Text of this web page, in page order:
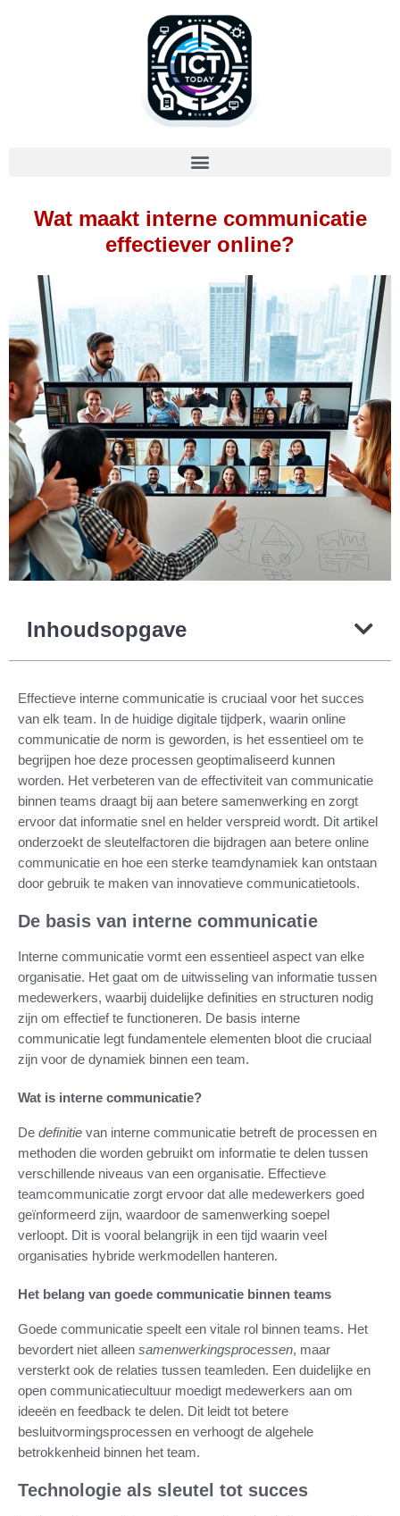
Wat maakt interne communicatie
effectiever online?
Inhoudsopgave
Effectieve interne communicatie is cruciaal voor het succes
van elk team. In de huidige digitale tijdperk, waarin online
communicatie de norm is geworden, is het essentieel om te
begrijpen hoe deze processen geoptimaliseerd kunnen
worden. Het verbeteren van de effectiviteit van communicatie
binnen teams draagt bij aan betere samenwerking en zorgt
ervoor dat informatie snel en helder verspreid wordt. Dit artikel
onderzoekt de sleutelfactoren die bijdragen aan betere online
communicatie en hoe een sterke teamdynamiek kan ontstaan
door gebruik te maken van innovatieve communicatietools.
De basis van interne communicatie
Interne communicatie vormt een essentieel aspect van elke
organisatie. Het gaat om de uitwisseling van informatie tussen
medewerkers, waarbij duidelijke definities en structuren nodig
zijn om effectief te functioneren. De basis interne
communicatie legt fundamentele elementen bloot die cruciaal
zijn voor de dynamiek binnen een team.
Wat is interne communicatie?
De definitie van interne communicatie betreft de processen en
methoden die worden gebruikt om informatie te delen tussen
verschillende niveaus van een organisatie. Effectieve
teamcommunicatie zorgt ervoor dat alle medewerkers goed
geïnformeerd zijn, waardoor de samenwerking soepel
verloopt. Dit is vooral belangrijk in een tijd waarin veel
organisaties hybride werkmodellen hanteren.
Het belang van goede communicatie binnen teams
Goede communicatie speelt een vitale rol binnen teams. Het
bevordert niet alleen samenwerkingsprocessen, maar
versterkt ook de relaties tussen teamleden. Een duidelijke en
open communicatiecultuur moedigt medewerkers aan om
ideeën en feedback te delen. Dit leidt tot betere
besluitvormingsprocessen en verhoogt de algehele
betrokkenheid binnen het team.
Technologie als sleutel tot succes